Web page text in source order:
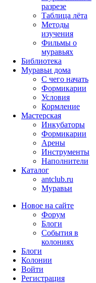
разрезе
Таблица лёта
Методы
изучения
Фильмы о
муравьях
Библиотека
Муравьи дома
С чего начать
Формикарии
Условия
Кормление
Мастерская
Инкубаторы
Формикарии
Арены
Инструменты
Наполнители
Каталог
antclub.ru
Муравьи
Новое на сайте
Форум
Блоги
События в
колониях
Блоги
Колонии
Войти
Peгиcтpaция